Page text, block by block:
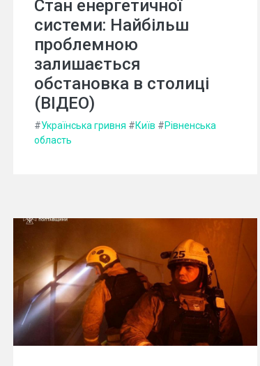
Стан енергетичної
системи: Найбільш
проблемною
залишається
обстановка в столиці
(ВІДЕО)
#Українська гривня #Київ #Рівненська
область